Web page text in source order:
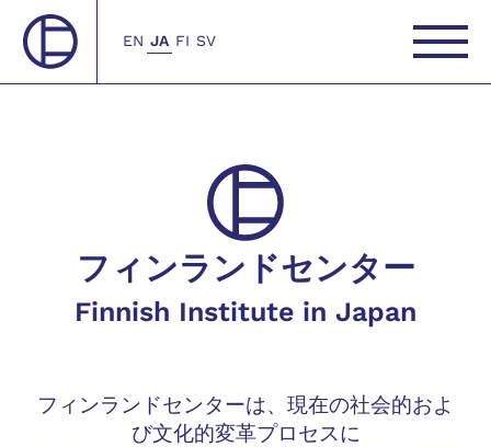
EN JA FI SV
フィンランドセンター
Finnish Institute in Japan
フィンランドセンターは、現在の社会的およ
び文化的変革プロセスに